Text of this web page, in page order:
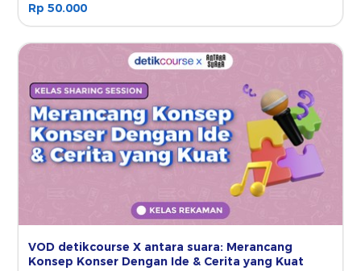
Rp 50.000
VOD detikcourse X antara suara: Merancang
Konsep Konser Dengan Ide & Cerita yang Kuat